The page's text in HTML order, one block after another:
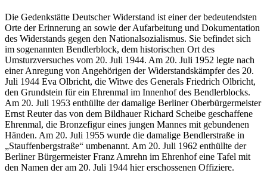
Die Gedenkstätte Deutscher Widerstand ist einer der bedeutendsten
Orte der Erinnerung an sowie der Aufarbeitung und Dokumentation
des Widerstands gegen den Nationalsozialismus. Sie befindet sich
im sogenannten Bendlerblock, dem historischen Ort des
Umsturzversuches vom 20. Juli 1944. Am 20. Juli 1952 legte nach
einer Anregung von Angehörigen der Widerstandskämpfer des 20.
Juli 1944 Eva Olbricht, die Witwe des Generals Friedrich Olbricht,
den Grundstein für ein Ehrenmal im Innenhof des Bendlerblocks.
Am 20. Juli 1953 enthüllte der damalige Berliner Oberbürgermeister
Ernst Reuter das von dem Bildhauer Richard Scheibe geschaffene
Ehrenmal, die Bronzefigur eines jungen Mannes mit gebundenen
Händen. Am 20. Juli 1955 wurde die damalige Bendlerstraße in
„Stauffenbergstraße“ umbenannt. Am 20. Juli 1962 enthüllte der
Berliner Bürgermeister Franz Amrehn im Ehrenhof eine Tafel mit
den Namen der am 20. Juli 1944 hier erschossenen Offiziere.